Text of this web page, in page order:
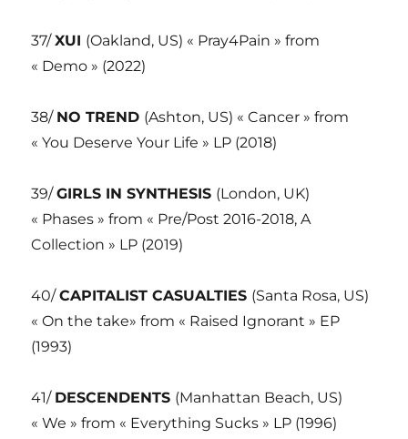
37/XUI (Oakland, US) « Pray4Pain » from
« Demo » (2022)
38/ NO TREND (Ashton, US) « Cancer » from
« You Deserve Your Life » LP (2018)
39/GIRLS IN SYNTHESIS (London, UK)
« Phases » from « Pre/Post 2016-2018, A
Collection » LP (2019)
40/CAPITALIST CASUALTIES (Santa Rosa, US)
« On the take» from « Raised Ignorant » EP
(1993)
41/ DESCENDENTS (Manhattan Beach, US)
« We » from « Everything Sucks » LP (1996)